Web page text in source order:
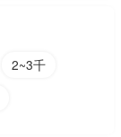
2~3千